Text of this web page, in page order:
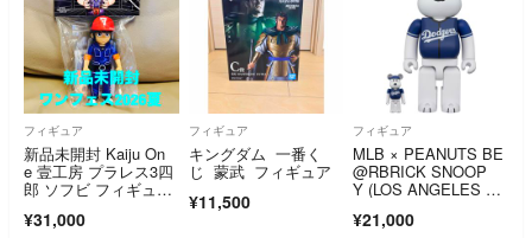
フィギュア
新品未開封 Kaiju On
e 壹工房 プラレス3四
郎 ソフビ フィギュ
6 夏 会場限定 WF202
¥31,000
フィギュア
キングダム 一番く
じ 蒙武 フィギュア
¥11,500
フィギュア
MLB × PEANUTS BE
@RBRICK SNOOP
Y (LOS ANGELES D
0％
¥21,000